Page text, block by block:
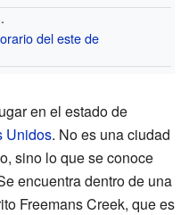
del este de
en el estado de
Unidos. No es una ciudad
sino lo que se conoce
encuentra dentro de una
Freemans Creek, que es